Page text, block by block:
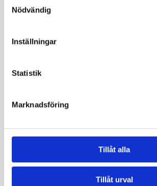
Nödvändig
Inställningar
Statistik
Marknadsföring
Tillåt alla
Tillåt urval
trovärdigt. Allt man behöver
lätt att se resultaten, alla
och det kändes toppen.
värde som låg precis
41 år
Det överraskade mig att
Detta tror jag beror på att
nötter. Jag varierar nu min